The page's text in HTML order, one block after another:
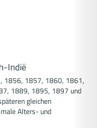
Indië
1856, 1857, 1860, 1861,
1889, 1895, 1897 und
gleichen
Alters- und